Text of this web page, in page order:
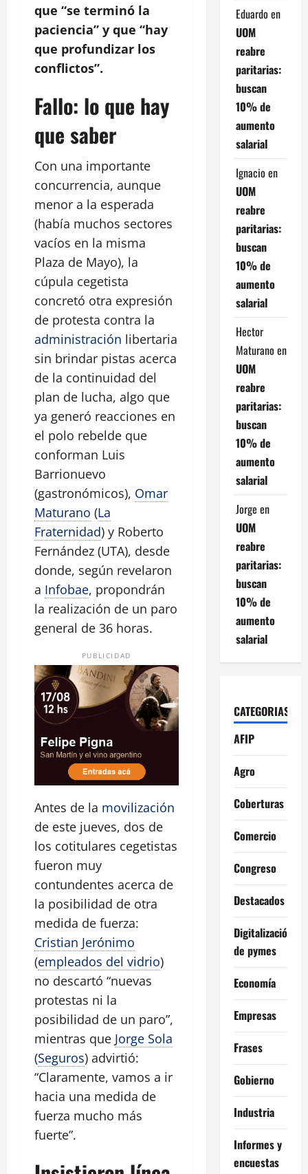
que “se terminó la
paciencia” y que “hay
que profundizar los
conflictos”.
Fallo: lo que hay
que saber
Con una importante
concurrencia, aunque
menor a la esperada
(había muchos sectores
vacíos en la misma
Plaza de Mayo), la
cúpula cegetista
concretó otra expresión
de protesta contra la
administración libertaria
sin brindar pistas acerca
de la continuidad del
plan de lucha, algo que
ya generó reacciones en
el polo rebelde que
conforman Luis
Barrionuevo
(gastronómicos), Omar
Maturano (La
Fraternidad) y Roberto
Fernández (UTA), desde
donde, según revelaron
a Infobae, propondrán
la realización de un paro
general de 36 horas.
PUBLICIDAD
Antes de la movilización
de este jueves, dos de
los cotitulares cegetistas
fueron muy
contundentes acerca de
la posibilidad de otra
medida de fuerza:
Cristian Jerónimo
(empleados del vidrio)
no descartó “nuevas
protestas ni la
posibilidad de un paro”,
mientras que Jorge Sola
(Seguros) advirtió:
“Claramente, vamos a ir
hacia una medida de
fuerza mucho más
fuerte”.
Eduardo en
UOM
reabre
paritarias:
buscan
10% de
aumento
salarial
Ignacio en
UOM
reabre
paritarias:
buscan
10% de
aumento
salarial
Hector
Maturano en
UOM
reabre
paritarias:
buscan
10% de
aumento
salarial
Jorge en
UOM
reabre
paritarias:
buscan
10% de
aumento
salarial
CATEGORIAS
AFIP
Agro
Coberturas
Comercio
Congreso
Destacados
Digitalización
de pymes
Economía
Empresas
Frases
Gobierno
Industria
Informes y
encuestas